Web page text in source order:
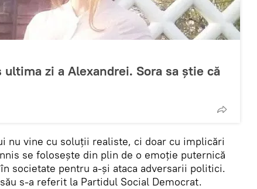
ultima zi a Alexandrei. Sora sa știe că
nu vine cu soluții realiste, ci doar cu implicări
se folosește din plin de o emoție puternică
societate pentru a-și ataca adversarii politici.
s-a referit la Partidul Social Democrat.